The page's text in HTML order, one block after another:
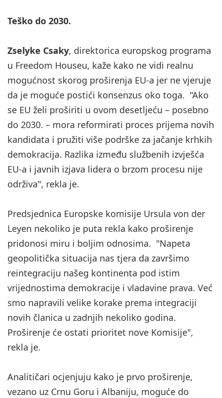
Teško do 2030.
Zselyke Csaky, direktorica europskog programa
u Freedom Houseu, kaže kako ne vidi realnu
mogućnost skorog proširenja EU-a jer ne vjeruje
da je moguće postići konsenzus oko toga. “Ako
se EU želi proširiti u ovom desetljeću – posebno
do 2030. – mora reformirati proces prijema novih
kandidata i pružiti više podrške za jačanje krhkih
demokracija. Razlika između službenih izvješća
EU-a i javnih izjava lidera o brzom procesu nije
održiva", rekla je.
Predsjednica Europske komisije Ursula von der
Leyen nekoliko je puta rekla kako proširenje
pridonosi miru i boljim odnosima. "Napeta
geopolitička situacija nas tjera da završimo
reintegraciju našeg kontinenta pod istim
vrijednostima demokracije i vladavine prava. Već
smo napravili velike korake prema integraciji
novih članica u zadnjih nekoliko godina.
Proširenje će ostati prioritet nove Komisije",
rekla je.
Analitičari ocjenjuju kako je prvo proširenje,
vezano uz Crnu Goru i Albaniju, moguće do